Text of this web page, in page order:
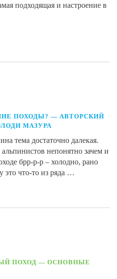
подходящая и настроение в
ПОХОДЫ? — АВТОРСКИЙ
МАЗУРА
тема достаточно далекая.
непонятно зачем и
брр-р-р – холодно, рано
это что-то из ряда …
ПОХОД — ОСНОВНЫЕ